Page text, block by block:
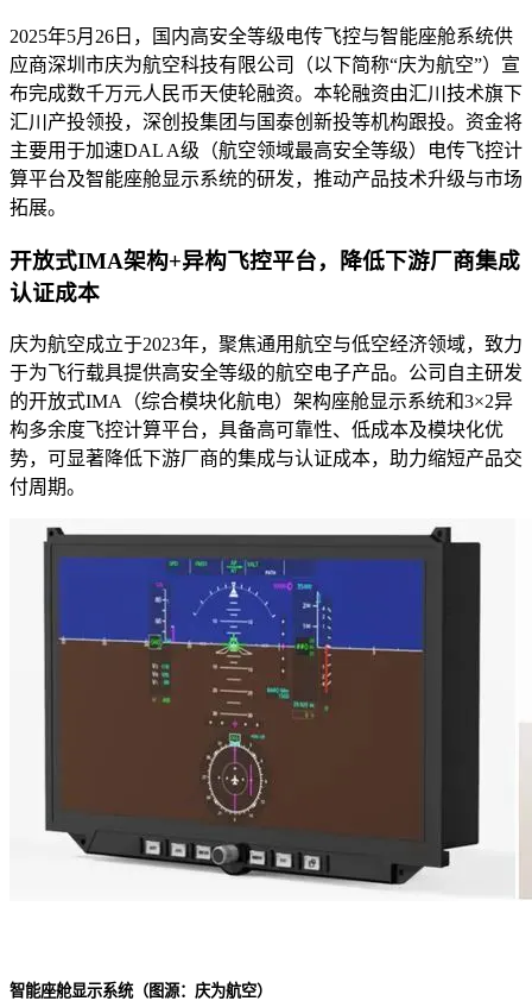
2025年5月26日，国内高安全等级电传飞控与智能座舱系统供
应商深圳市庆为航空科技有限公司（以下简称“庆为航空”）宣
布完成数千万元人民币天使轮融资。本轮融资由汇川技术旗下
汇川产投领投，深创投集团与国泰创新投等机构跟投。资金将
主要用于加速DAL A级（航空领域最高安全等级）电传飞控计
算平台及智能座舱显示系统的研发，推动产品技术升级与市场
拓展。
开放式IMA架构+异构飞控平台，降低下游厂商集成
认证成本
庆为航空成立于2023年，聚焦通用航空与低空经济领域，致力
于为飞行载具提供高安全等级的航空电子产品。公司自主研发
的开放式IMA（综合模块化航电）架构座舱显示系统和3×2异
构多余度飞控计算平台，具备高可靠性、低成本及模块化优
势，可显著降低下游厂商的集成与认证成本，助力缩短产品交
付周期。
智能座舱显示系统（图源：庆为航空）